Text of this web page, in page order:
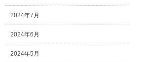
2024年7月
2024年6月
2024年5月